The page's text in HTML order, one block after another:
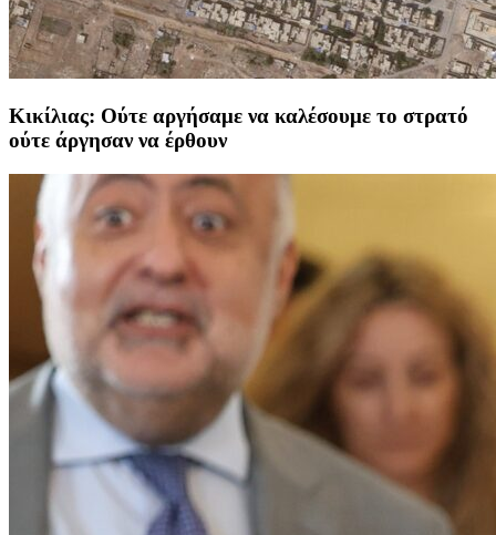
Κικίλιας: Ούτε αργήσαμε να καλέσουμε το στρατό
ούτε άργησαν να έρθουν